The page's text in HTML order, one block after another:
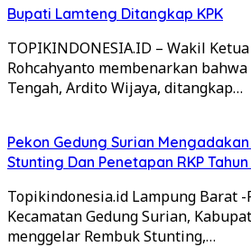
Bupati Lamteng Ditangkap KPK
TOPIKINDONESIA.ID – Wakil
Rohcahyanto membenarkan
Tengah, Ardito Wijaya, ditangkap…
Pekon Gedung Surian
Stunting Dan Penetapan RKP
Topikindonesia.id Lampung Barat -
Kecamatan Gedung Surian,
menggelar Rembuk Stunting,…